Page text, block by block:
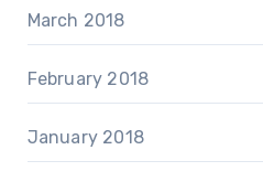
March 2018
February 2018
January 2018